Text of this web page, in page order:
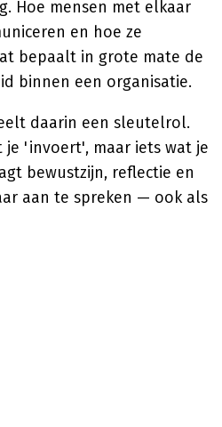
Hoe mensen met elkaar
en hoe ze
bepaalt in grote mate de
binnen een organisatie.
daarin een sleutelrol.
'invoert', maar iets wat je
bewustzijn, reflectie en
aan te spreken — ook als